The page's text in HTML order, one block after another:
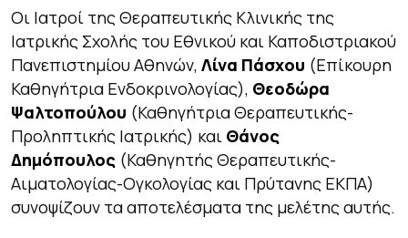
Οι Ιατροί της Θεραπευτικής Κλινικής της
Ιατρικής Σχολής του Εθνικού και Καποδιστριακού
Πανεπιστημίου Αθηνών, Λίνα Πάσχου (Επίκουρη
Καθηγήτρια Ενδοκρινολογίας), Θεοδώρα
Ψαλτοπούλου (Καθηγήτρια Θεραπευτικής-
Προληπτικής Ιατρικής) και Θάνος
Δημόπουλος (Καθηγητής Θεραπευτικής-
Αιματολογίας-Ογκολογίας και Πρύτανης ΕΚΠΑ)
συνοψίζουν τα αποτελέσματα της μελέτης αυτής.